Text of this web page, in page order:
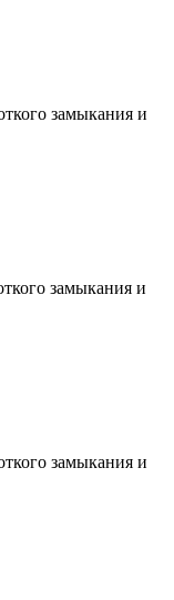
замыкания и
замыкания и
замыкания и